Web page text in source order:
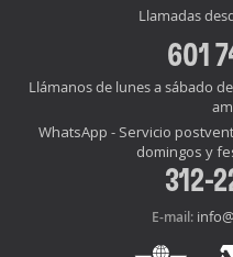
Llamadas
601
Llámanos de lunes a sábado
WhatsApp - Servicio
domingos y
312-
E-mail: